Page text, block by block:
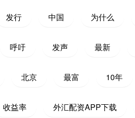
发行 中国 为什么
呼吁 发声 最新
北京 最富 10年
收益率 外汇配资APP下载